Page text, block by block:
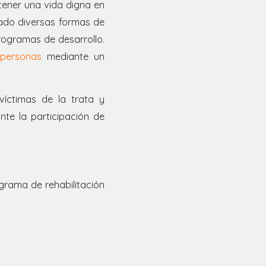
una vida digna en
diversas formas de
de desarrollo.
mediante un
de la trata y
la participación de
de rehabilitación